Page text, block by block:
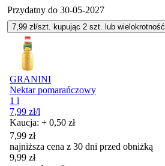
Przydatny do 30-05-2027
7,99 zł/szt. kupując 2 szt. lub wielokrotność
GRANINI
Nektar pomarańczowy
1 l
7,99 zł/l
Kaucja: + 0,50 zł
7,99 zł
najniższa cena z 30 dni przed obniżką
9,99 zł